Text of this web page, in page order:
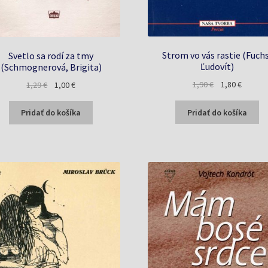
Svetlo sa rodí za tmy
(Schmognerová, Brigita)
1,29€
Pôvodná
bola:
1,29 €.
1,00€Aktuálna
je:
1,00 €.
Pridať do košíka
Strom vo vás rastie
Ľudovít)
1,90€
Pôvodná
bola:
1,90 €.
1,80€Aktuálna
je:
1,80 €.
Pridať do košíka